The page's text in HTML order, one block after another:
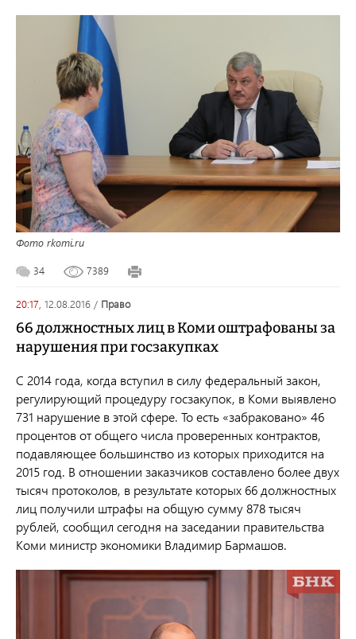
Фото rkomi.ru
34 7389
20:17, 12.08.2016 / право
66 должностных лиц в Коми оштрафованы за
нарушения при госзакупках
С 2014 года, когда вступил в силу федеральный закон,
регулирующий процедуру госзакупок, в Коми выявлено
731 нарушение в этой сфере. То есть «забраковано» 46
процентов от общего числа проверенных контрактов,
подавляющее большинство из которых приходится на
2015 год. В отношении заказчиков составлено более двух
тысяч протоколов, в результате которых 66 должностных
лиц получили штрафы на общую сумму 878 тысяч
рублей, сообщил сегодня на заседании правительства
Коми министр экономики Владимир Бармашов.